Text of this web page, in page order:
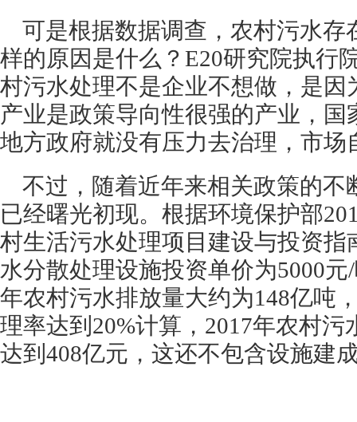
可是根据数据调查，农村污水存
样的原因是什么？E20研究院执行
村污水处理不是企业不想做，是因
产业是政策导向性很强的产业，
地方政府就没有压力去治理，市场
不过，随着近年来相关政策的不
已经曙光初现。根据环境保护部
村生活污水处理项目建设与投资指
水分散处理设施投资单价为5000
年农村污水排放量大约为148亿吨
理率达到20%计算，2017年农村
达到408亿元，这还不包含设施建